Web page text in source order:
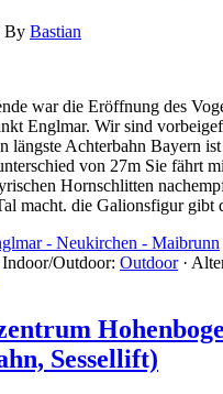
By Bastian
war die Eröffnung des
Englmar. Wir sind
längste Achterbahn Bayern
von 27m Sie fährt
Hornschlitten
macht. die Galionsfigur
- Neukirchen - Maibrunn
Indoor/Outdoor: Outdoor·
Sessellift)